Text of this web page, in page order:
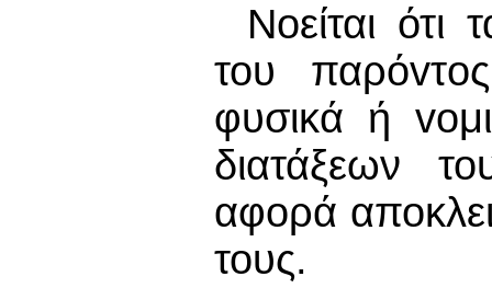
Νοείται
του
φυσικά ή
διατάξεων
αφορά
τους.